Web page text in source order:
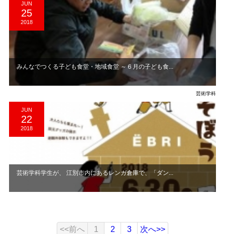
JUN
25
2018
みんなでつくる子ども食堂・地域食堂 ～６月の子ども食...
芸術学科
JUN
22
2018
芸術学科学生が、 江別市内にあるレンガ倉庫で、「ダン...
<<前へ 1 2 3 次へ>>